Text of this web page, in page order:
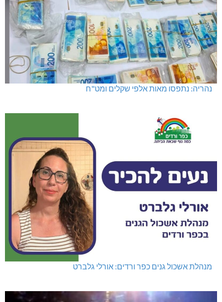
נהריה: נתפסו מאות אלפי שקלים ומט"ח
מנהלת אשכול גנים כפר ורדים: אורלי גלברט